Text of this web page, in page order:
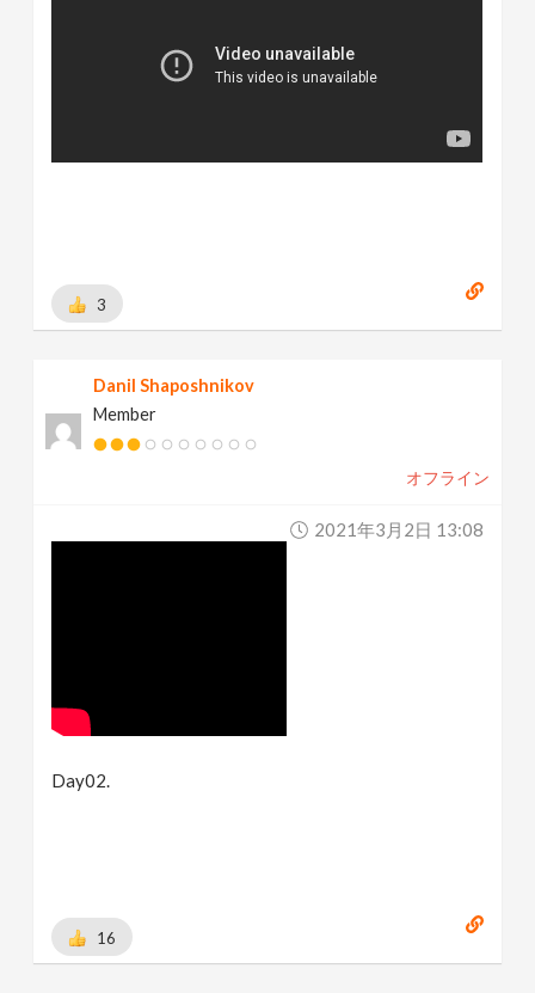
3
Danil Shaposhnikov
Member
オフライン
2021年3月2日 13:08
Day02.
16